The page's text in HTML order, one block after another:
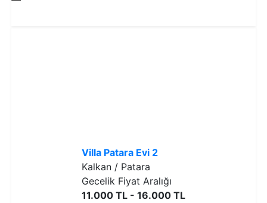
Villa Patara Evi 2
Kalkan / Patara
Gecelik Fiyat Aralığı
11.000 TL - 16.000 TL